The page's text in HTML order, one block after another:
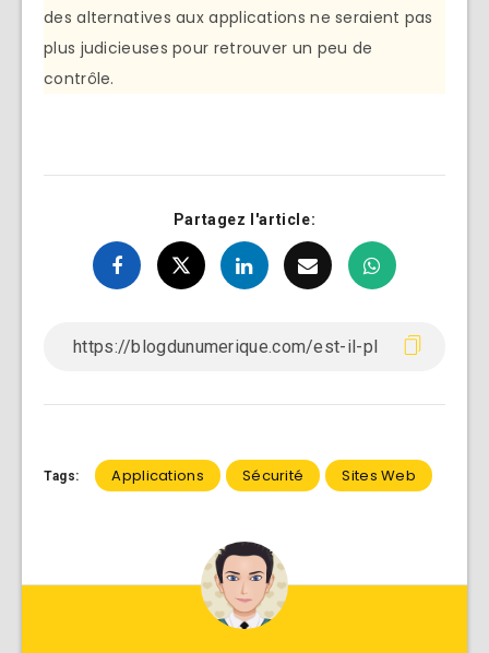
des alternatives aux applications ne seraient pas
plus judicieuses pour retrouver un peu de
contrôle.
Partagez l'article:
Tags: Applications Sécurité Sites Web